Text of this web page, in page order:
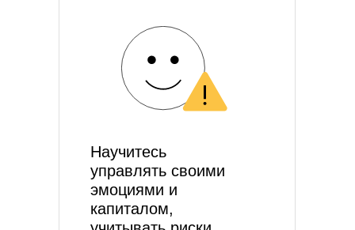
Научитесь
управлять своими
эмоциями и
капиталом,